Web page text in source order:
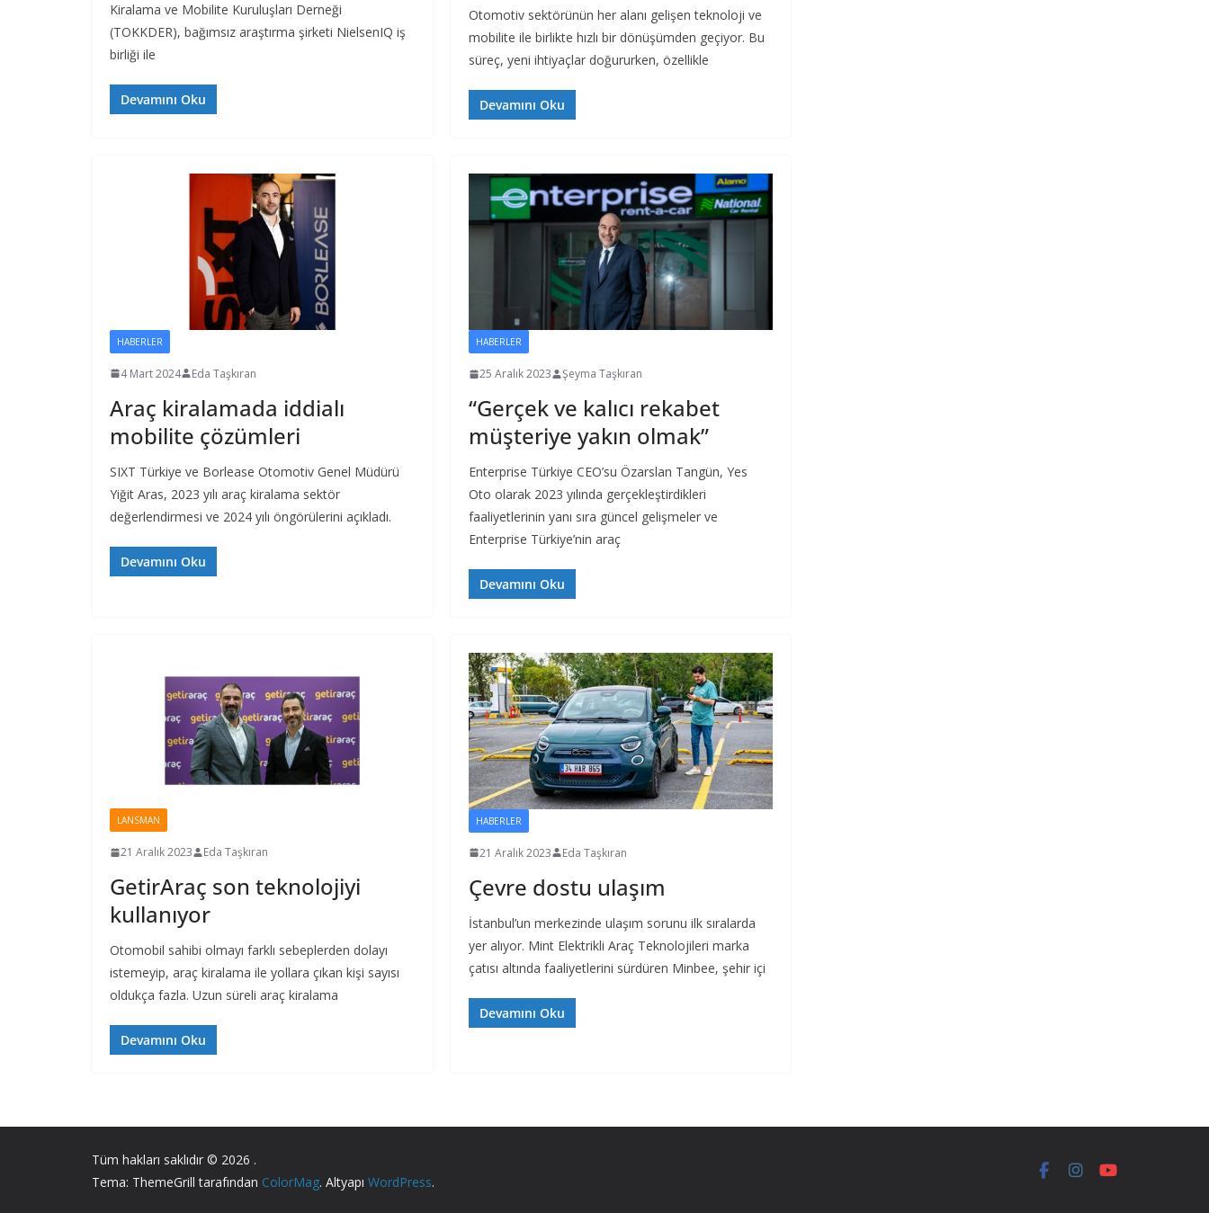
Kiralama ve Mobilite Kuruluşları Derneği
(TOKKDER), bağımsız araştırma şirketi NielsenIQ iş
birliği ile
Devamını Oku
Otomotiv sektörünün her alanı gelişen teknoloji ve
mobilite ile birlikte hızlı bir dönüşümden geçiyor. Bu
süreç, yeni ihtiyaçlar doğururken, özellikle
Devamını Oku
HABERLER
4 Mart 2024 Eda Taşkıran
Araç kiralamada iddialı
mobilite çözümleri
SIXT Türkiye ve Borlease Otomotiv Genel Müdürü
Yiğit Aras, 2023 yılı araç kiralama sektör
değerlendirmesi ve 2024 yılı öngörülerini açıkladı.
Devamını Oku
HABERLER
25 Aralık 2023 Şeyma Taşkıran
“Gerçek ve kalıcı rekabet
müşteriye yakın olmak”
Enterprise Türkiye CEO’su Özarslan Tangün, Yes
Oto olarak 2023 yılında gerçekleştirdikleri
faaliyetlerinin yanı sıra güncel gelişmeler ve
Enterprise Türkiye’nin araç
Devamını Oku
LANSMAN
21 Aralık 2023 Eda Taşkıran
GetirAraç son teknolojiyi
kullanıyor
Otomobil sahibi olmayı farklı sebeplerden dolayı
istemeyip, araç kiralama ile yollara çıkan kişi sayısı
oldukça fazla. Uzun süreli araç kiralama
Devamını Oku
HABERLER
21 Aralık 2023 Eda Taşkıran
Çevre dostu ulaşım
İstanbul’un merkezinde ulaşım sorunu ilk sıralarda
yer alıyor. Mint Elektrikli Araç Teknolojileri marka
çatısı altında faaliyetlerini sürdüren Minbee, şehir içi
Devamını Oku
Tüm hakları saklıdır © 2026 .
Tema: ThemeGrill tarafından ColorMag. Altyapı WordPress.